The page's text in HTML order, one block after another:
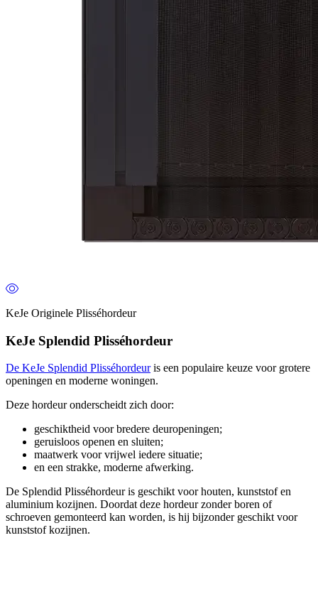
KeJe Originele Plisséhordeur
KeJe Splendid Plisséhordeur
De KeJe Splendid Plisséhordeuris een populaire keuze voor grotere
openingen en moderne woningen.
Deze hordeur onderscheidt zich door:
geschiktheid voor bredere deuropeningen;
geruisloos openen en sluiten;
maatwerk voor vrijwel iedere situatie;
en een strakke, moderne afwerking.
De Splendid Plisséhordeur is geschikt voor houten, kunststof en
aluminium kozijnen. Doordat deze hordeur zonder boren of
schroeven gemonteerd kan worden, is hij bijzonder geschikt voor
kunststof kozijnen.